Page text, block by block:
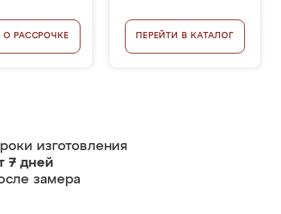
О РАССРОЧКЕ ПЕРЕЙТИ В КАТАЛОГ
изготовления
7 дней
замера